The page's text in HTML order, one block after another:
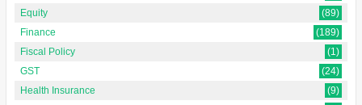
Equity
(89)
Finance
(189)
Fiscal Policy
(1)
GST
(24)
Health Insurance
(9)